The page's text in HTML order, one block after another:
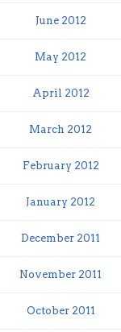
June 2012
May 2012
April 2012
March 2012
February 2012
January 2012
December 2011
November 2011
October 2011